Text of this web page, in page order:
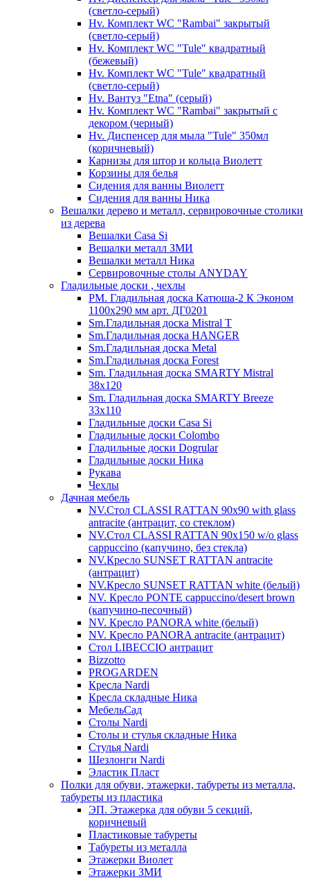
(светло-серый)
Hv. Комплект WC "Rambai" закрытый
(светло-серый)
Hv. Комплект WC "Tule" квадратный
(бежевый)
Hv. Комплект WC "Tule" квадратный
(светло-серый)
Hv. Вантуз "Etna" (серый)
Hv. Комплект WC "Rambai" закрытый с
декором (черный)
Hv. Диспенсер для мыла "Tule" 350мл
(коричневый)
Карнизы для штор и кольца Виолетт
Корзины для белья
Сидения для ванны Виолетт
Сидения для ванны Ника
Вешалки дерево и металл, сервировочные столики
из дерева
Вешалки Casa Si
Вешалки металл ЗМИ
Вешалки металл Ника
Сервировочные столы ANYDAY
Гладильные доски , чехлы
PM. Гладильная доска Катюша-2 К Эконом
1100х290 мм арт. ДГ0201
Sm.Гладильная доска Mistral T
Sm.Гладильная доска HANGER
Sm.Гладильная доска Metal
Sm.Гладильная доска Forest
Sm. Гладильная доска SMARTY Mistral
38x120
Sm. Гладильная доска SMARTY Breeze
33х110
Гладильные доски Casa Si
Гладильные доски Colombo
Гладильные доски Dogrular
Гладильные доски Ника
Рукава
Чехлы
Дачная мебель
NV.Стол CLASSI RATTAN 90х90 with glass
antracite (антрацит, со стеклом)
NV.Стол CLASSI RATTAN 90х150 w/o glass
cappuccino (капучино, без стекла)
NV.Кресло SUNSET RATTAN antracite
(антрацит)
NV.Кресло SUNSET RATTAN white (белый)
NV. Кресло PONTE cappuccino/desert brown
(капучино-песочный)
NV. Кресло PANORA white (белый)
NV. Кресло PANORA antracite (антрацит)
Стол LIBECCIO антрацит
Bizzotto
PROGARDEN
Кресла Nardi
Кресла складные Ника
МебельСад
Столы Nardi
Столы и стулья складные Ника
Стулья Nardi
Шезлонги Nardi
Эластик Пласт
Полки для обуви, этажерки, табуреты из металла,
табуреты из пластика
ЭП. Этажерка для обуви 5 секций,
коричневый
Пластиковые табуреты
Табуреты из металла
Этажерки Виолет
Этажерки ЗМИ